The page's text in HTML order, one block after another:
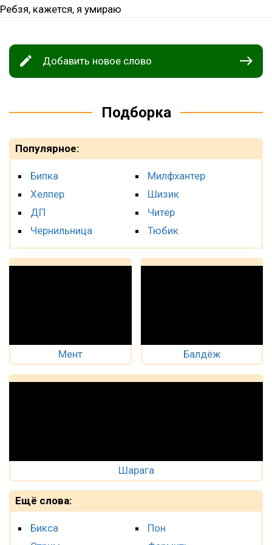
Добавить новое слово
Подборка
Популярное:
Бипка
Хелпер
ДП
Чернильница
Милфхантер
Шизик
Читер
Тюбик
Мент Балдёж
Шарага
Ещё слова:
Бикса
Пон